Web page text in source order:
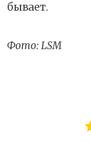
бывает.
Фото: LSM